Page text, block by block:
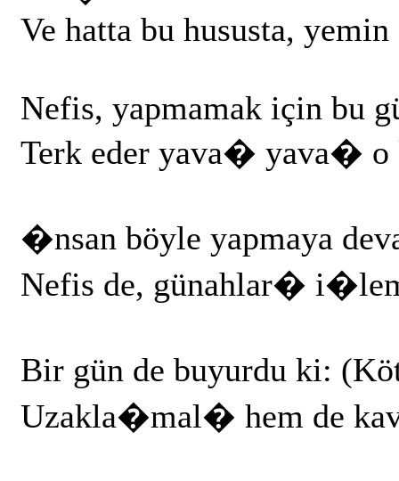
Ve hatta bu hususta,
Nefis, yapmamak için bu
Terk eder yava� yava� o
�nsan böyle yapmaya
Nefis de, günahlar�
Bir gün de buyurdu ki:
Uzakla�mal� hem de